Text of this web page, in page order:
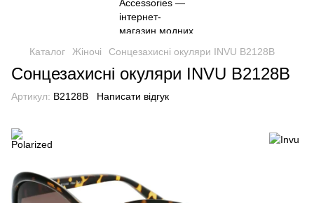
Каталог Жіночі Сонцезахисні окуляри INVU B2128B
Сонцезахисні окуляри INVU B2128B
Артикул: B2128B Написати відгук